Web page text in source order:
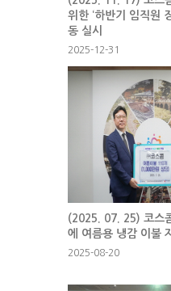
위한 ‘하반기 임직원
동 실시
2025-12-31
(2025. 07. 25) 코스
에 여름용 냉감 이불
2025-08-20